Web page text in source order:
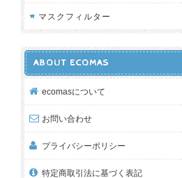
マスクフィルター
ABOUT ECOMAS
ecomasについて
お問い合わせ
プライバシーポリシー
特定商取引法に基づく表記